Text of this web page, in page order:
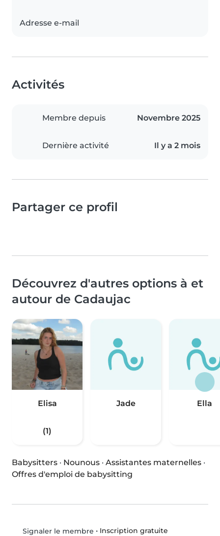
Adresse e-mail
Activités
Membre depuis Novembre 2025
Dernière activité Il y a 2 mois
Partager ce profil
Découvrez d'autres options à et
autour de Cadaujac
Elisa
(1)
Jade Ella
Babysitters · Nounous · Assistantes maternelles ·
Offres d'emploi de babysitting
Signaler le membre • Inscription gratuite